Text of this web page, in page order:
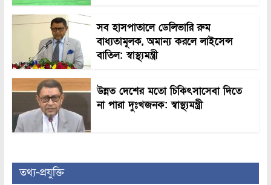
সব হাসপাতালে ডেলিভারি রুম
বাধ্যতামূলক, অমান্য করলে লাইসেন্স
বাতিল: স্বাস্থ্যমন্ত্রী
উন্নত দেশের মতো চিকিৎসাসেবা দিতে
না পারা দুঃখজনক: স্বাস্থ্যমন্ত্রী
তথ্য-প্রযুক্তি